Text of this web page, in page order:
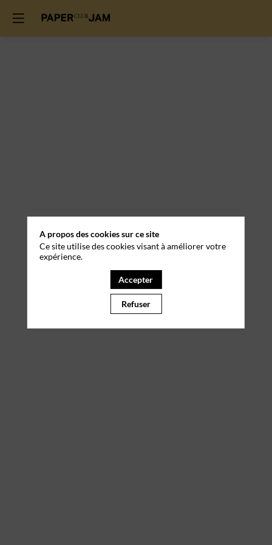
Il manque du contenu : rafraichissez votre navigateur
A propos des cookies sur ce site
Ce site utilise des cookies visant à améliorer votre
expérience.
Accepter
Refuser